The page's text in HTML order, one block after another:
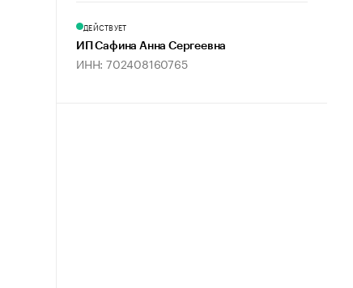
ДЕЙСТВУЕТ
ИП Сафина Анна Сергеевна
ИНН: 702408160765